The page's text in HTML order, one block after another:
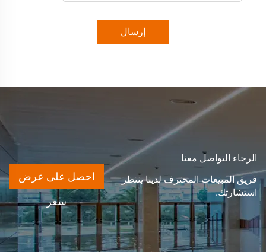
إرسال
الرجاء التواصل معنا
فريق المبيعات المحترف لدينا ينتظر
استشارتك.
احصل على عرض
سعر